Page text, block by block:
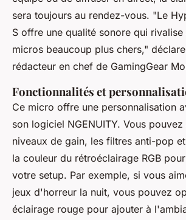
sera toujours au rendez-vous. "Le
S offre une qualité sonore qui rivalise
micros beaucoup plus chers,"
rédacteur en chef de GamingGear
Fonctionnalités et
Ce micro offre une personnalisation
son logiciel NGENUITY. Vous
niveaux de gain, les filtres anti-pop
la couleur du rétroéclairage RGB
votre setup. Par exemple, si vous
jeux d'horreur la nuit, vous pouvez
éclairage rouge pour ajouter à